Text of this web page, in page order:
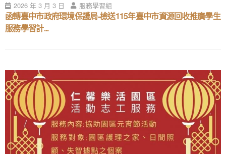
2026 年 3 月 3 日 服務學習組
函轉臺中市政府環境保護局-檢送115年臺中市資源回收推廣學生
服務學習計...